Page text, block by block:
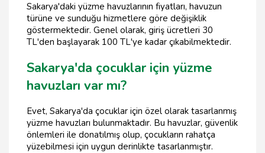
Sakarya'daki yüzme havuzlarının fiyatları, havuzun
türüne ve sunduğu hizmetlere göre değişiklik
göstermektedir. Genel olarak, giriş ücretleri 30
TL'den başlayarak 100 TL'ye kadar çıkabilmektedir.
Sakarya'da çocuklar için yüzme
havuzları var mı?
Evet, Sakarya'da çocuklar için özel olarak tasarlanmış
yüzme havuzları bulunmaktadır. Bu havuzlar, güvenlik
önlemleri ile donatılmış olup, çocukların rahatça
yüzebilmesi için uygun derinlikte tasarlanmıştır.